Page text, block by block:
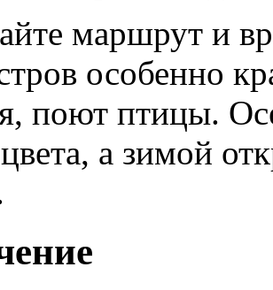
маршрут и
особенно
поют птицы.
а зимой